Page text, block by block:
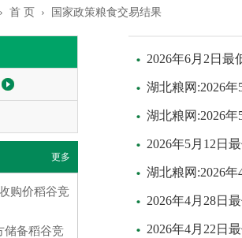
首 页 › 国家政策粮食交易结果
更多
购价稻谷竞
储备稻谷竞
2026年6月2日
湖北粮网:2026
湖北粮网:2026
2026年5月12日
湖北粮网:2026
2026年4月28日
2026年4月22日